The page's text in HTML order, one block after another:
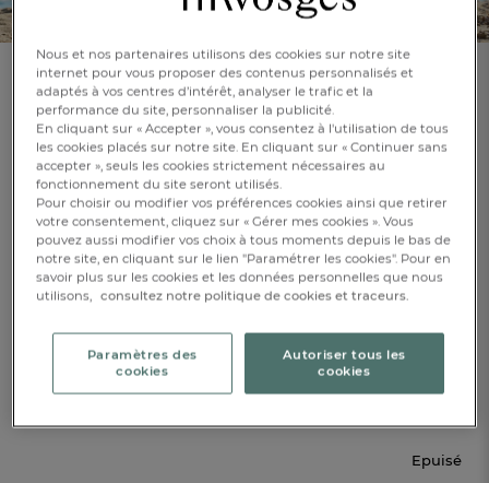
DE
AT
BE
CH
Drap de plage motif vagues et poisson
Grand bleu
Réf : 992088801
Jacquard motif
vague et poisson
Caractéristique :
Drap de plage
100x180cm
Epuisé
Nous et nos partenaires utilisons des cookies sur notre site
internet pour vous proposer des contenus personnalisés et
adaptés à vos centres d’intérêt, analyser le trafic et la
performance du site, personnaliser la publicité.
En cliquant sur « Accepter », vous consentez à l'utilisation de tous
les cookies placés sur notre site. En cliquant sur « Continuer sans
accepter », seuls les cookies strictement nécessaires au
fonctionnement du site seront utilisés.
Pour choisir ou modifier vos préférences cookies ainsi que retirer
votre consentement, cliquez sur « Gérer mes cookies ». Vous
pouvez aussi modifier vos choix à tous moments depuis le bas de
notre site, en cliquant sur le lien "Paramétrer les cookies". Pour en
savoir plus sur les cookies et les données personnelles que nous
utilisons, consultez notre politique de cookies et traceurs.
Paramètres des
cookies
Autoriser tous les
cookies